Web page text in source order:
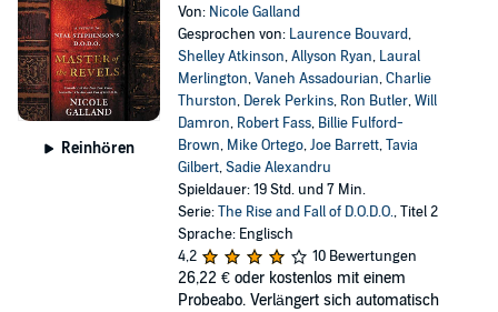
Reinhören
Von: Nicole Galland
Gesprochen von: Laurence Bouvard,
Shelley Atkinson,Allyson Ryan, Laural
Merlington,Vaneh Assadourian,Charlie
Thurston, Derek Perkins, Ron Butler,Will
Damron, Robert Fass, Billie Fulford-
Brown, Mike Ortego,Joe Barrett,Tavia
Gilbert,Sadie Alexandru
Spieldauer: 19 Std. und 7 Min.
Serie:The Rise and Fall of D.O.D.O., Titel 2
Sprache: Englisch
4,2
10 Bewertungen
26,22 € oder kostenlos mit einem
Probeabo. Verlängert sich automatisch